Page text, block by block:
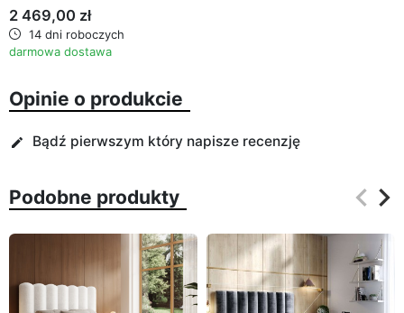
2 469,00 zł
14 dni roboczych
darmowa dostawa
Opinie o produkcie
edit Bądź pierwszym który napisze recenzję
Podobne produkty keyboard_arrow_left
keyboard_arrow_right